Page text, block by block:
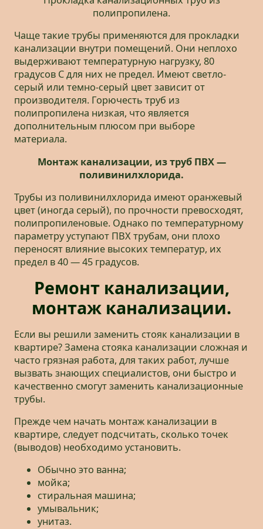
полипропилена.
Чаще такие трубы применяются для прокладки
канализации внутри помещений. Они неплохо
выдерживают температурную нагрузку, 80
градусов С для них не предел. Имеют светло-
серый или темно-серый цвет зависит от
производителя. Горючесть труб из
полипропилена низкая, что является
дополнительным плюсом при выборе
материала.
Монтаж канализации, из труб ПВХ —
поливинилхлорида.
Трубы из поливинилхлорида имеют оранжевый
цвет (иногда серый), по прочности превосходят,
полипропиленовые. Однако по температурному
параметру уступают ПВХ трубам, они плохо
переносят влияние высоких температур, их
предел в 40 — 45 градусов.
Ремонт канализации,
монтаж канализации.
Если вы решили заменить стояк канализации в
квартире? Замена стояка канализации сложная и
часто грязная работа, для таких работ, лучше
вызвать знающих специалистов, они быстро и
качественно смогут заменить канализационные
трубы.
Прежде чем начать монтаж канализации в
квартире, следует подсчитать, сколько точек
(выводов) необходимо установить.
Обычно это ванна;
мойка;
стиральная машина;
умывальник;
унитаз.